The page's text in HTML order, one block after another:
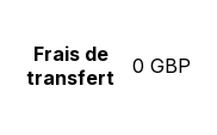
Frais de
transfert
0 GBP